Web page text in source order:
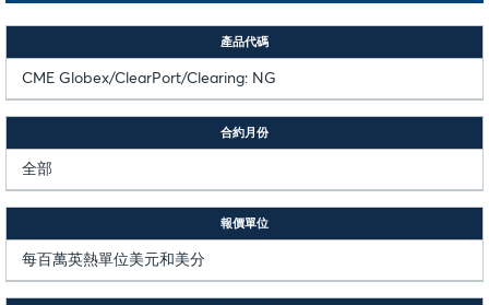
產品代碼
CME Globex/ClearPort/Clearing: NG
合約月份
全部
報價單位
每百萬英熱單位美元和美分